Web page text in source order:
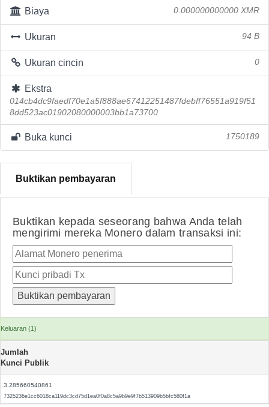
Biaya 0.000000000000 XMR
Ukuran 94 B
Ukuran cincin 0
Ekstra
014cb4dc9faedf70e1a5f888ae67412251487fdebff76551a919f51
8dd523ac01902080000003bb1a73700
Buka kunci 1750189
Buktikan pembayaran
Buktikan kepada seseorang bahwa Anda telah
mengirimi mereka Monero dalam transaksi ini:
Keluaran (1)
Jumlah
Kunci Publik
3.285660540861
7325236e1cc6018ca119dc3cd75d1ea0f0a8c5a9b9e9f7b513909b5bfc580f1a